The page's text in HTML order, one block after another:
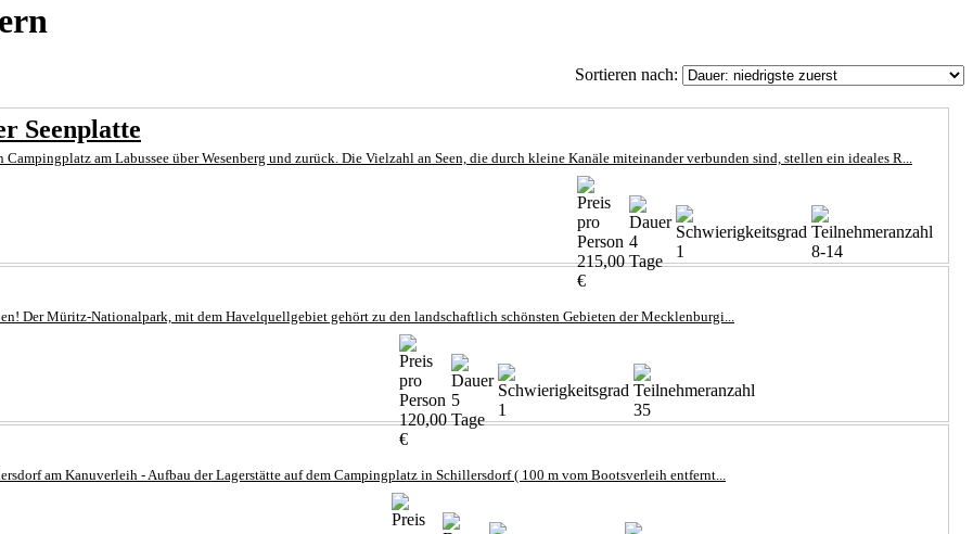
Sortieren nach:
Seenplatte
am Labussee über Wesenberg und zurück. Die Vielzahl an Seen, die durch kleine Kanäle miteinander verbunden sind, stellen ein ideales R...
215,00
€
4
Tage
1 8-14
Der Müritz-Nationalpark, mit dem Havelquellgebiet gehört zu den landschaftlich schönsten Gebieten der Mecklenburgi...
120,00
€
5
Tage
1 35
am Kanuverleih - Aufbau der Lagerstätte auf dem Campingplatz in Schillersdorf ( 100 m vom Bootsverleih entfernt...